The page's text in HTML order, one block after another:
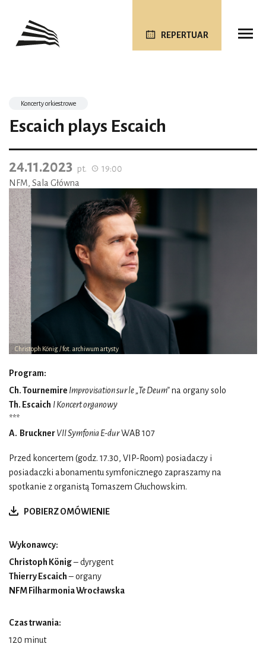
REPERTUAR
Christoph König / fot. archiwum artysty
Koncerty orkiestrowe
Escaich plays Escaich
24.11.2023 pt.
19:00
NFM, Sala Główna
Program:
Ch. Tournemire Improvisation sur le „Te Deum”na organy solo
Th. Escaich I Koncert organowy
***
A. BrucknerVII Symfonia E-durWAB 107
Przed koncertem (godz. 17.30, VIP-Room) posiadaczy i
posiadaczki abonamentu symfonicznego zapraszamy na
spotkanie z organistą Tomaszem Głuchowskim.
POBIERZ OMÓWIENIE
Wykonawcy:
Christoph König– dyrygent
Thierry Escaich– organy
NFM Filharmonia Wrocławska
Czas trwania:
120 minut